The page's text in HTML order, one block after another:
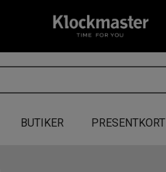
BUTIKER PRESENTKORT